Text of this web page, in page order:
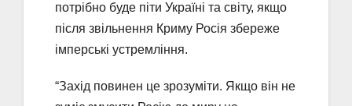
потрібно буде піти Україні та світу, якщо
після звільнення Криму Росія збереже
імперські устремління.
“Захід повинен це зрозуміти. Якщо він не